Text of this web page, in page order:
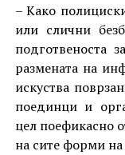
– Како
или слични
подготвеноста
размената на
искуства
поединци и
цел поефикасно
на сите форми